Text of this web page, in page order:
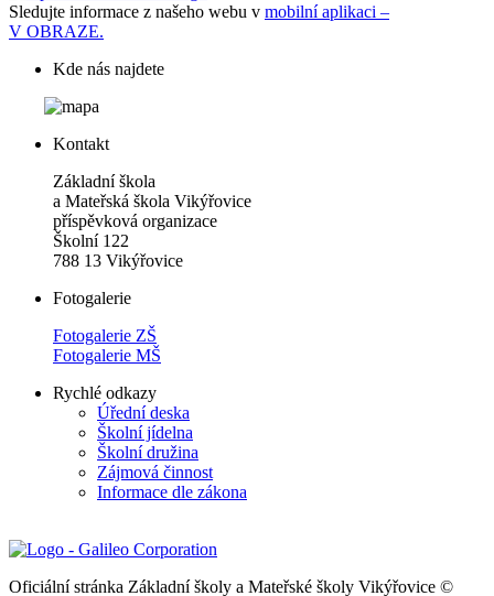
Sledujte informace z našeho webu v mobilní aplikaci –
V OBRAZE.
Kde nás najdete
Kontakt
Základní škola
a Mateřská škola Vikýřovice
příspěvková organizace
Školní 122
788 13 Vikýřovice
Fotogalerie
Fotogalerie ZŠ
Fotogalerie MŠ
Rychlé odkazy
Úřední deska
Školní jídelna
Školní družina
Zájmová činnost
Informace dle zákona
Oficiální stránka Základní školy a Mateřské školy Vikýřovice ©